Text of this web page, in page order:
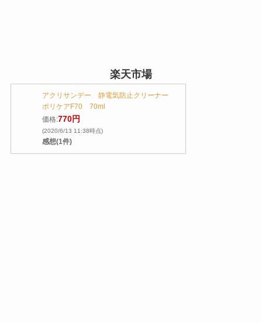
楽天市場
アクリサンデー 静電気防止クリーナー
ポリケアF70 70ml
価格:770円
(2020/6/13 11:38時点)
感想(1件)